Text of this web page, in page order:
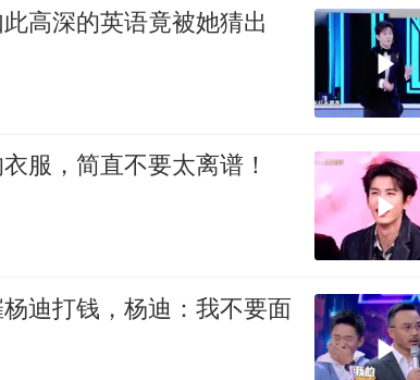
高深的英语竟被她猜出
服，简直不要太离谱！
迪打钱，杨迪：我不要面